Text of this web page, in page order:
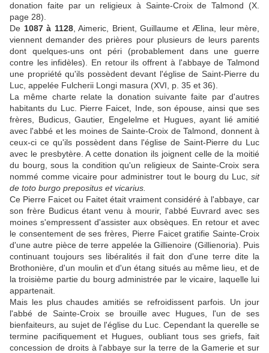
donation faite par un religieux à Sainte-Croix de Talmond (X.
page 28).
De 1087 à 1128, Aimeric, Brient, Guillaume et Ælina, leur mère,
viennent demander des prières pour plusieurs de leurs parents
dont quelques-uns ont péri (probablement dans une guerre
contre les infidèles). En retour ils offrent à l'abbaye de Talmond
une propriété qu'ils possèdent devant l'église de Saint-Pierre du
Luc, appelée Fulcherii Longi masura (XVI, p. 35 et 36).
La même charte relate la donation suivante faite par d'autres
habitants du Luc. Pierre Faicet, Inde, son épouse, ainsi que ses
frères, Budicus, Gautier, Engelelme et Hugues, ayant lié amitié
avec l'abbé et les moines de Sainte-Croix de Talmond, donnent à
ceux-ci ce qu'ils possèdent dans l'église de Saint-Pierre du Luc
avec le presbytère. A cette donation ils joignent celle de la moitié
du bourg, sous la condition qu'un religieux de Sainte-Croix sera
nommé comme vicaire pour administrer tout le bourg du Luc, sit
de toto burgo prepositus et vicarius.
Ce Pierre Faicet ou Faitet était vraiment considéré à l'abbaye, car
son frère Budicus étant venu à mourir, l'abbé Euvrard avec ses
moines s'empressent d'assister aux obsèques. En retour et avec
le consentement de ses frères, Pierre Faicet gratifie Sainte-Croix
d'une autre pièce de terre appelée la Gillienoire (Gillienoria). Puis
continuant toujours ses libéralités il fait don d'une terre dite la
Brothonière, d'un moulin et d'un étang situés au même lieu, et de
la troisième partie du bourg administrée par le vicaire, laquelle lui
appartenait.
Mais les plus chaudes amitiés se refroidissent parfois. Un jour
l'abbé de Sainte-Croix se brouille avec Hugues, l'un de ses
bienfaiteurs, au sujet de l'église du Luc. Cependant la querelle se
termine pacifiquement et Hugues, oubliant tous ses griefs, fait
concession de droits à l'abbaye sur la terre de la Gamerie et sur